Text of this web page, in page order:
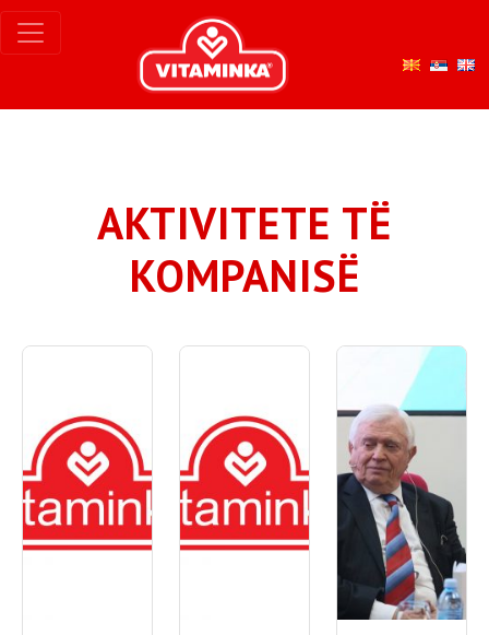
AKTIVITETE TË
KOMPANISË